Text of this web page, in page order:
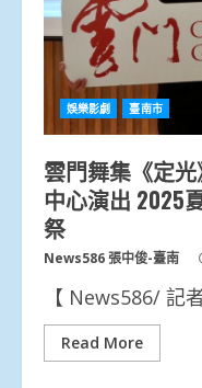
娛樂影劇 臺南市
雲門舞集《定
中心演出 2025
祭
News586 張中俊-臺南
【 News586/ 記
Read More